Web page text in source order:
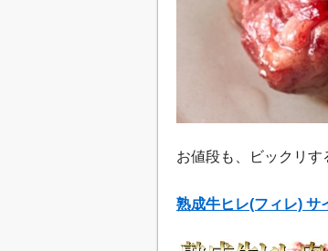
お値段も、ビックリす
熟成牛ヒレ(フィレ) サ